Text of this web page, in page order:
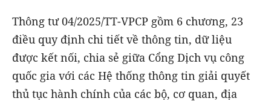
Thông tư 04/2025/TT-VPCP gồm 6 chương, 23
điều quy định chi tiết về thông tin, dữ liệu
được kết nối, chia sẻ giữa Cổng Dịch vụ công
quốc gia với các Hệ thống thông tin giải quyết
thủ tục hành chính của các bộ, cơ quan, địa